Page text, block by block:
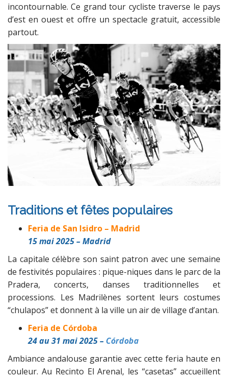
incontournable. Ce grand tour cycliste traverse le pays
d’est en ouest et offre un spectacle gratuit, accessible
partout.
Traditions et fêtes populaires
Feria de San Isidro – Madrid
15 mai 2025 – Madrid
La capitale célèbre son saint patron avec une semaine
de festivités populaires : pique-niques dans le parc de la
Pradera, concerts, danses traditionnelles et
processions. Les Madrilènes sortent leurs costumes
“chulapos” et donnent à la ville un air de village d’antan.
Feria de Córdoba
24 au 31 mai 2025 – Córdoba
Ambiance andalouse garantie avec cette feria haute en
couleur. Au Recinto El Arenal, les “casetas” accueillent